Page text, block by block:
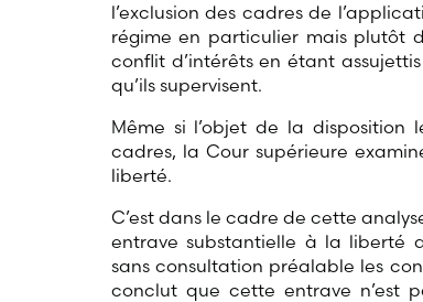
l’exclusion des cadres de
régime en particulier mais plutôt
conflit d’intérêts en étant
qu’ils supervisent.
Même si l’objet de la disposition
cadres, la Cour supérieure
liberté.
C’est dans le cadre de cette
entrave substantielle à la liberté
sans consultation préalable les
conclut que cette entrave n’est